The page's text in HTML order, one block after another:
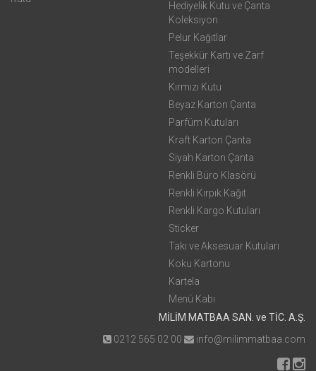
Hediyelik Kutu ve Çanta
Koleksiyon
Pelur Kağıtlar
Teşekkür Kartı ve Zarf
modelleri
Kırmızı Kutu
Beyaz Karton Çanta
Parfüm Kutuları
Kraft Karton Çanta
Siyah Karton Çanta
Renkli Büro Klasörü
Renkli Kırpık Kağıt
Renkli Kargo Kutuları
Sticker
Takı ve Aksesuar Kutuları
Koku Kartonu
Kartela
Menü Kabı
MİLİM MATBAA SAN. ve TİC. A.Ş.
0212 565 02 00
info@milimmatbaa.com